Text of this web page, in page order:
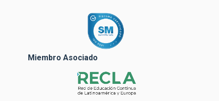
Miembro Asociado